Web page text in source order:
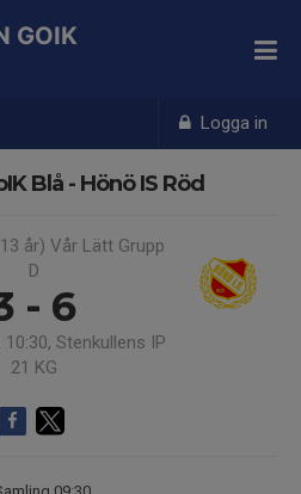
Logga in
GOIK
Blå - Hönö IS Röd
år) Vår Lätt Grupp
D
- 6
Stenkullens IP
21 KG